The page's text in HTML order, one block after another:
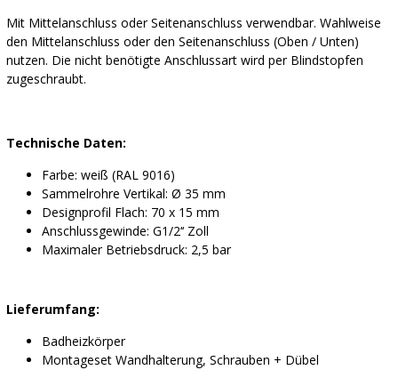
Mit Mittelanschluss oder Seitenanschluss verwendbar. Wahlweise
den Mittelanschluss oder den Seitenanschluss (Oben / Unten)
nutzen. Die nicht benötigte Anschlussart wird per Blindstopfen
zugeschraubt.
Technische Daten:
Farbe: weiß (RAL 9016)
Sammelrohre Vertikal: Ø 35 mm
Designprofil Flach: 70 x 15 mm
Anschlussgewinde: G1/2‘‘ Zoll
Maximaler Betriebsdruck: 2,5 bar
Lieferumfang:
Badheizkörper
Montageset Wandhalterung, Schrauben + Dübel